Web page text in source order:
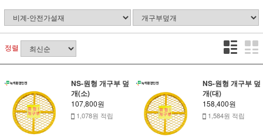
정렬
NS-원형 개구부 덮
개(소)
107,800원
1,078원 적립
NS-원형 개구부 덮
개(대)
158,400원
1,584원 적립